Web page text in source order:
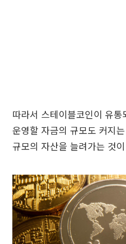
따라서 스테이블코인이 유
운영할 자금의 규모도 커지
규모의 자산을 늘려가는 것